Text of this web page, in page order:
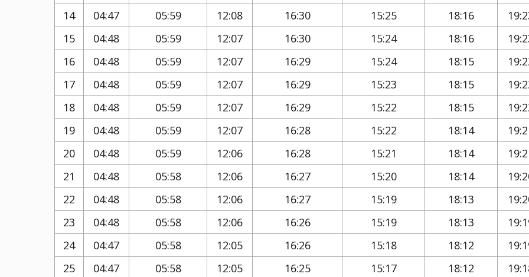
14
04:47 05:59 12:08 16:30 15:25 18:16
15
04:48 05:59 12:07 16:30 15:24 18:16
16
04:48 05:59 12:07 16:29 15:24 18:15
17
04:48 05:59 12:07 16:29 15:23 18:15
18
04:48 05:59 12:07 16:29 15:22 18:15
19
04:48 05:59 12:07 16:28 15:22 18:14
20
04:48 05:59 12:06 16:28 15:21 18:14
21
04:48 05:58 12:06 16:27 15:20 18:14
22
04:48 05:58 12:06 16:27 15:19 18:13
23
04:48 05:58 12:06 16:26 15:19 18:13
24
04:47 05:58 12:05 16:26 15:18 18:12
25
04:47 05:58 12:05 16:25 15:17 18:12